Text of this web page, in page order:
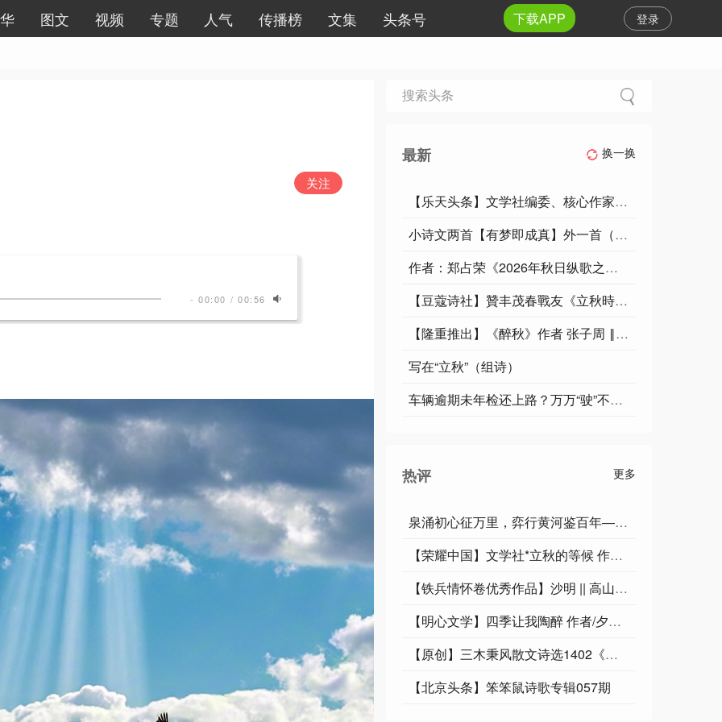
登录
图文 视频 专题 人气 传播榜 文集 头条号 下载APP
关注
- 00:00 / 00:56
最新 换一换
【乐天头条】文学社编委、核心作家孟现春先生精品//七言排律·随缘处世存仁善
小诗文两首【有梦即成真】外一首（雁雁归来喜戏浓）作者：慕夏卿卿/编辑制作：烟雨蒙蒙
作者：郑占荣《2026年秋日纵歌之一 五律二首》19254期～新京都文艺
【豆蔻诗社】贊丰茂春戰友《立秋時節》成熟篇文/杨圣文
【隆重推出】《醉秋》作者 张子周 ‖ 主播 李玉华
写在“立秋”（组诗）
车辆逾期未年检还上路？万万“驶”不得！
热评 更多
泉涌初心征万里，弈行黄河鉴百年——写在“黄河奔腾映初心·党建新征程”启程之际
【荣耀中国】文学社*立秋的等候 作者/王德贵（尘封的记忆）·江苏宿迁
【铁兵情怀卷优秀作品】沙明 || 高山仰止，一位军嫂的忠诚守望
【明心文学】四季让我陶醉 作者/夕阳红 主播/舒心快乐
【原创】三木秉风散文诗选1402《飞英簌簌落沙汀，叠涧涓涓宕翠萍》
【北京头条】笨笨鼠诗歌专辑057期